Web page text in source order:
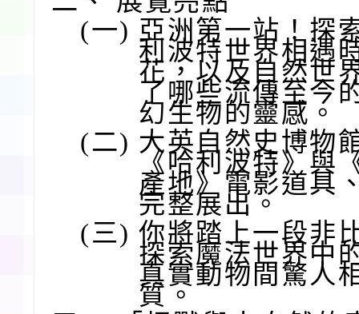
(一) 亞洲第一站！探
利波特世界相遇
花，以及自然世
了哪些流傳至今
幻生物的靈感。
(二) 大英自然史博物
《哈利波特》與
產地》電影道具
完整展出。
(三) 你將踏上一段非
探索魔法世界中
真實動物間驚人
質。